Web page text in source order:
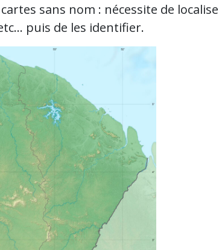
sans nom : nécessite de
puis de les identifier.